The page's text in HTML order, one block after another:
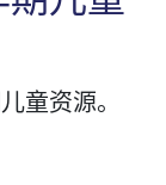
童资源。